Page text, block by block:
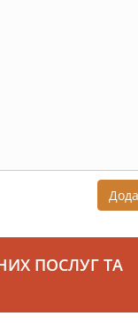
ПОСЛУГ ТА